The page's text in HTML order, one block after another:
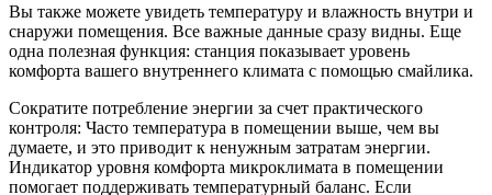
Вы также можете увидеть температуру и влажность внутри и
снаружи помещения. Все важные данные сразу видны. Еще
одна полезная функция: станция показывает уровень
комфорта вашего внутреннего климата с помощью смайлика.
Сократите потребление энергии за счет практического
контроля: Часто температура в помещении выше, чем вы
думаете, и это приводит к ненужным затратам энергии.
Индикатор уровня комфорта микроклимата в помещении
помогает поддерживать температурный баланс. Если